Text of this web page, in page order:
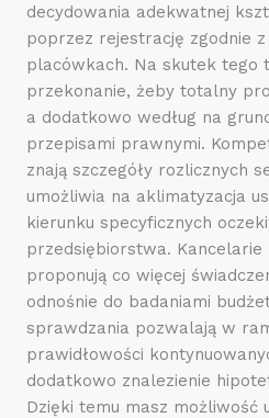
decydowania adekwatnej
poprzez rejestrację zgodnie
placówkach. Na skutek tego
przekonanie, żeby totalny
a dodatkowo według na
przepisami prawnymi.
znają szczegóły rozlicznych
umożliwia na aklimatyzacja
kierunku specyficznych
przedsiębiorstwa.
proponują co więcej
odnośnie do badaniami
sprawdzania pozwalają w
prawidłowości
dodatkowo znalezienie
Dzięki temu masz możliwość